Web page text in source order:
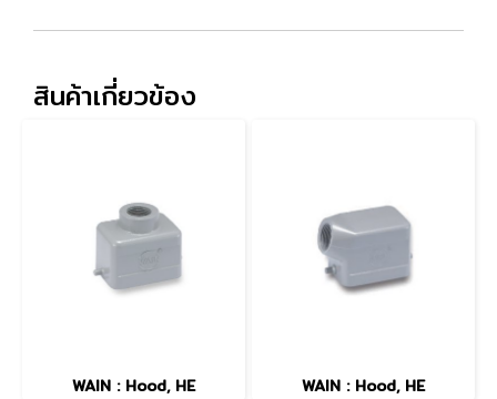
สินค้าเกี่ยวข้อง
WAIN : Hood, HE WAIN : Hood, HE